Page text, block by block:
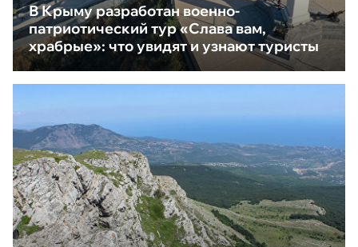
В Крыму разработан военно-
патриотический тур «Слава вам,
храбрые»: что увидят и узнают туристы